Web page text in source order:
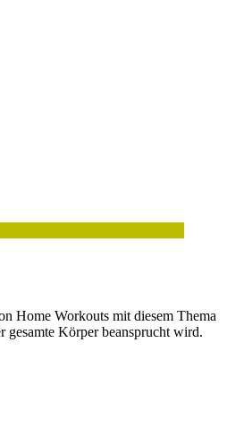
Home Workouts mit diesem Thema
gesamte Körper beansprucht wird.